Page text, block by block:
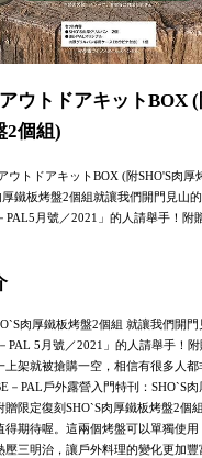
ウトドアキットBOX (
2個組)
ウトドアキットBOX (附SHO'S肉厚
厚鐵板烤盤2個組就讓我們開門見山
PAL5月號／2021」的人請舉手！附
肉厚鐵板烤盤2個組 就讓我們開門
PAL 5月號／2021」的人請舉手！附
上架就被搶購一空，相信有很多人
－PAL戶外露營入門特刊：SHO`S肉
贈限定復刻SHO`S肉厚鐵板烤盤2個
得期待喔。這兩個烤盤可以單獨使
壓三明治，讓戶外料理的變化更加